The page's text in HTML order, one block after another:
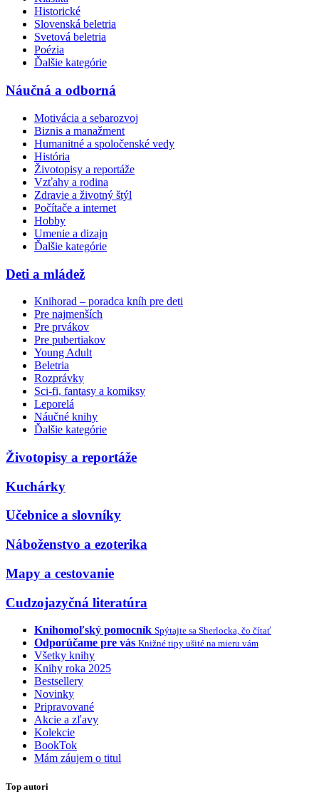
Historické
Slovenská beletria
Svetová beletria
Poézia
Ďalšie kategórie
Náučná a odborná
Motivácia a sebarozvoj
Biznis a manažment
Humanitné a spoločenské vedy
História
Životopisy a reportáže
Vzťahy a rodina
Zdravie a životný štýl
Počítače a internet
Hobby
Umenie a dizajn
Ďalšie kategórie
Deti a mládež
Knihorad – poradca kníh pre deti
Pre najmenších
Pre prvákov
Pre pubertiakov
Young Adult
Beletria
Rozprávky
Sci-fi, fantasy a komiksy
Leporelá
Náučné knihy
Ďalšie kategórie
Životopisy a reportáže
Kuchárky
Učebnice a slovníky
Náboženstvo a ezoterika
Mapy a cestovanie
Cudzojazyčná literatúra
Knihomoľský pomocník Spýtajte sa Sherlocka, čo čítať
Odporúčame pre vás Knižné tipy ušité na mieru vám
Všetky knihy
Knihy roka 2025
Bestsellery
Novinky
Pripravované
Akcie a zľavy
Kolekcie
BookTok
Mám záujem o titul
Top autori